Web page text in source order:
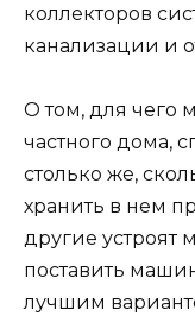
коллекторов
канализации и
О том, для чего
частного дома,
столько же,
хранить в нем
другие устроят
поставить
лучшим